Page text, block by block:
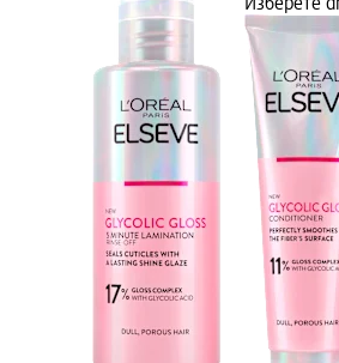
Изберете